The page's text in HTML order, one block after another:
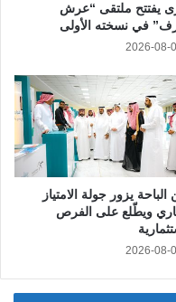
يفتتح ملتقى “عرش
في نسخته الأولى
2026-08-
الباحة يزور جولة الامتياز
ويطّلع على الفرص
2026-08-